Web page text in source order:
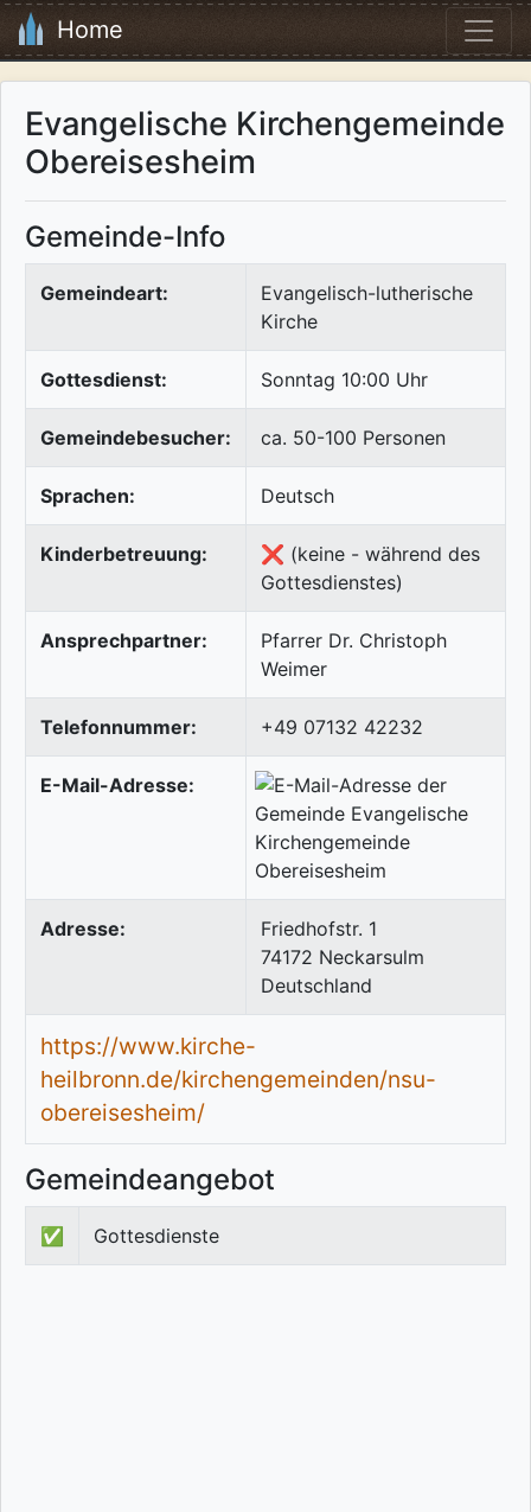
Home
Evangelische Kirchengemeinde
Obereisesheim
Gemeinde-Info
Gemeindeart:
Evangelisch-lutherische
Kirche
Gottesdienst: Sonntag 10:00 Uhr
Gemeindebesucher: ca. 50-100 Personen
Sprachen: Deutsch
Kinderbetreuung:
❌ (keine - während des
Gottesdienstes)
Ansprechpartner:
Pfarrer Dr. Christoph
Weimer
Telefonnummer: +49 07132 42232
E-Mail-Adresse:
Adresse:
Friedhofstr. 1
74172 Neckarsulm
Deutschland
https://www.kirche-
heilbronn.de/kirchengemeinden/nsu-
obereisesheim/
Gemeindeangebot
✅ Gottesdienste